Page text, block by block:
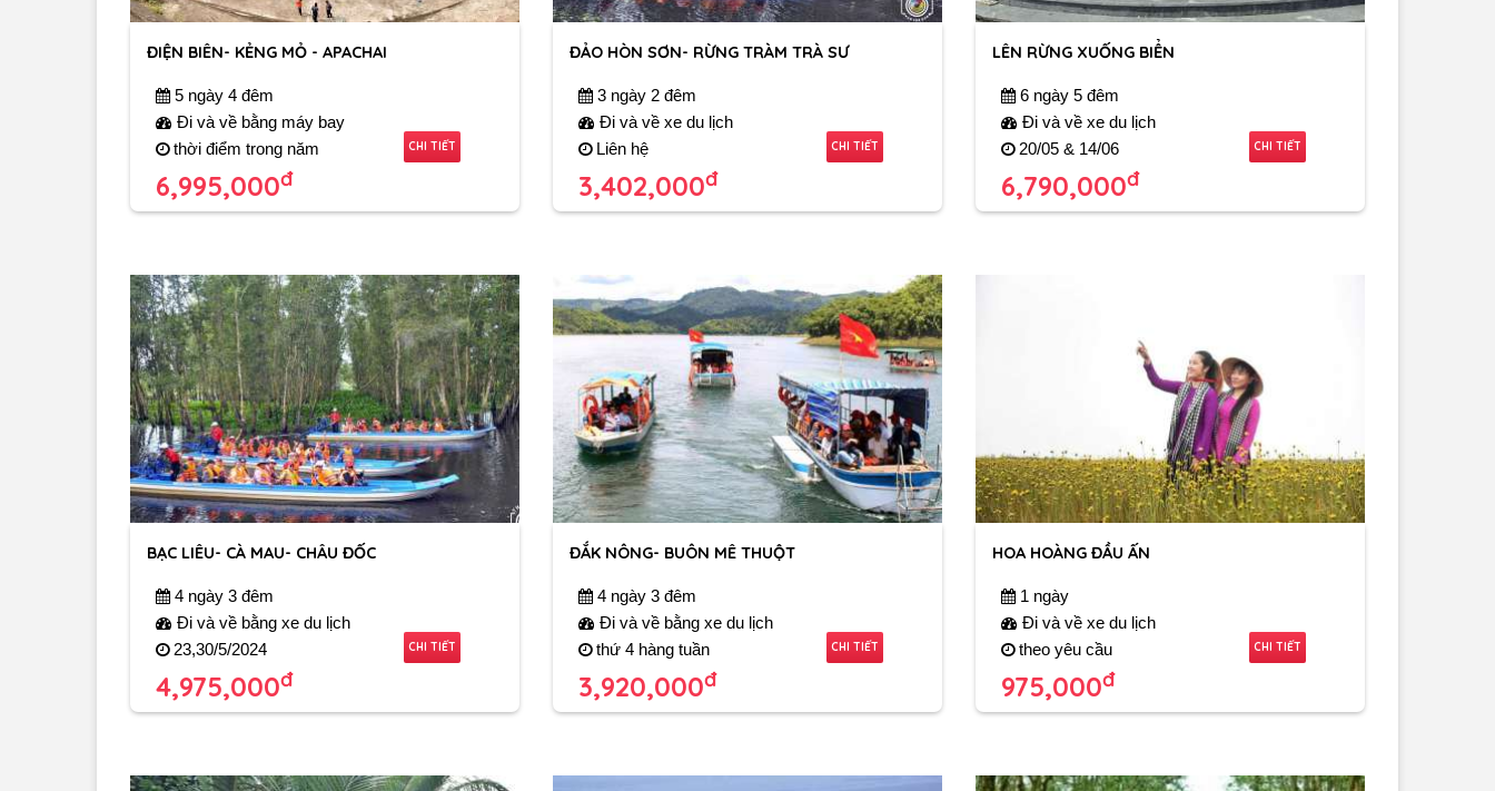
ĐIỆN BIÊN- KẺNG MỎ - APACHAI
5 ngày 4 đêm
Đi và về bằng máy bay
thời điểm trong năm
6,995,000đ
CHI TIẾT
ĐẢO HÒN SƠN- RỪNG TRÀM TRÀ SƯ
3 ngày 2 đêm
Đi và về xe du lịch
Liên hệ
3,402,000đ
CHI TIẾT
LÊN RỪNG XUỐNG BIỂN
6 ngày 5 đêm
Đi và về xe du lịch
20/05 & 14/06
6,790,000đ
CHI TIẾT
BẠC LIÊU- CÀ MAU- CHÂU ĐỐC
4 ngày 3 đêm
Đi và về bằng xe du lịch
23,30/5/2024
4,975,000đ
CHI TIẾT
ĐẮK NÔNG- BUÔN MÊ THUỘT
4 ngày 3 đêm
Đi và về bằng xe du lịch
thứ 4 hàng tuần
3,920,000đ
CHI TIẾT
HOA HOÀNG ĐẦU ẤN
1 ngày
Đi và về xe du lịch
theo yêu cầu
975,000đ
CHI TIẾT